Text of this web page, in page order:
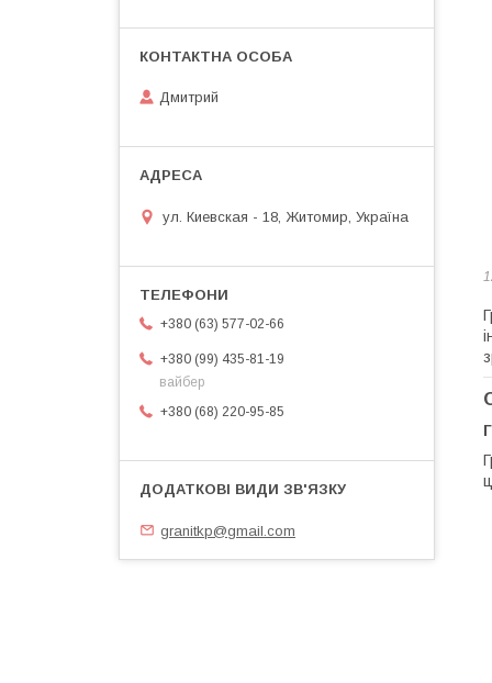
Дмитрий
ул. Киевская - 18, Житомир, Україна
+380 (63) 577-02-66
+380 (99) 435-81-19
вайбер
+380 (68) 220-95-85
granitkp@gmail.com